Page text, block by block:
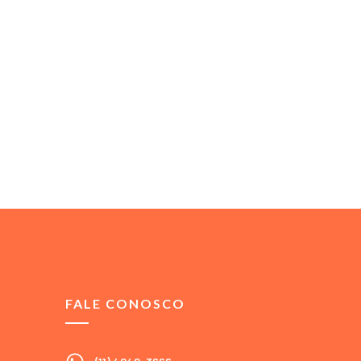
FALE CONOSCO